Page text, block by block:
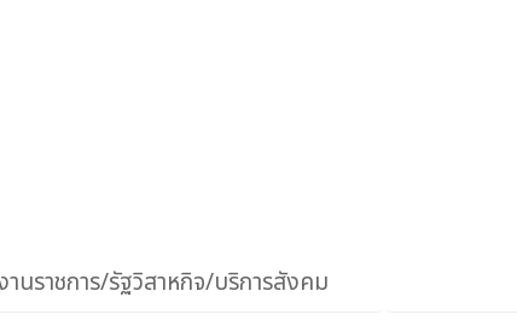
านราชการ/รัฐวิสาหกิจ/บริการสังคม